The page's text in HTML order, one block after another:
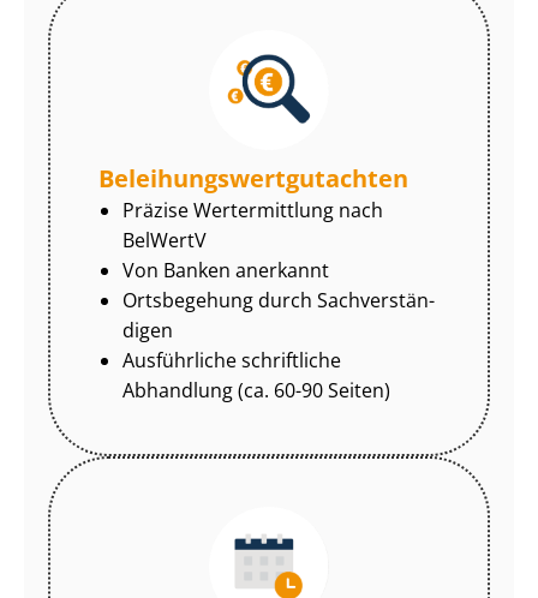
Be­lei­hungs­wert­gut­ach­ten
Präzise Wertermittlung nach
BelWertV
Von Banken anerkannt
Ortsbegehung durch Sach­ver­stän­
di­gen
Ausführliche schriftliche
Abhandlung (ca. 60-90 Seiten)